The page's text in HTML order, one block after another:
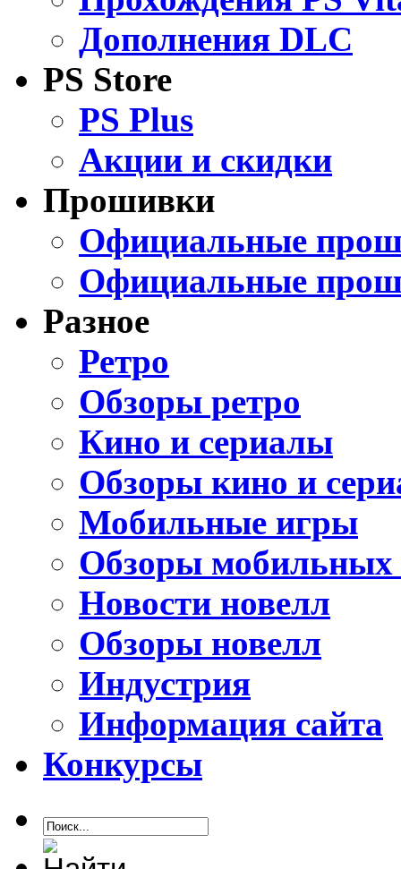
Дополнения DLC
PS Store
PS Plus
Акции и скидки
Прошивки
Официальные
Официальные
Разное
Ретро
Обзоры ретро
Кино и сериалы
Обзоры кино и
Мобильные игры
Обзоры мобильных
Новости новелл
Обзоры новелл
Индустрия
Информация сайта
Конкурсы